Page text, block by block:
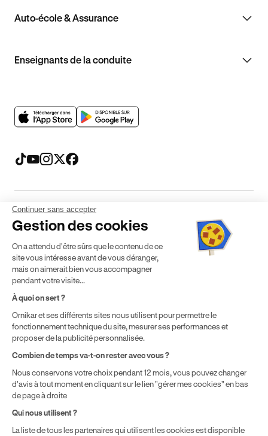
Auto-école & Assurance
Enseignants de la conduite
Mentions légales CGV CGU Politique de confidentialité
* Détail des conditions de nos offres
localisation géographique et du type de formules que vous
achetez comme détaillé dans nosConditions Générales de
Vente.
Continuer sans accepter
Gestion des cookies
On a attendu d'être sûrs que le contenu de ce
site vous intéresse avant de vous déranger,
mais on aimerait bien vous accompagner
pendant votre visite...
À quoi on sert ?
Ornikar et ses différents sites nous utilisent pour permettre le
fonctionnement technique du site, mesurer ses performances et
proposer de la publicité personnalisée.
Combien de temps va-t-on rester avec vous ?
Nous conservons votre choix pendant 12 mois, vous pouvez changer
d'avis à tout moment en cliquant sur le lien "gérer mes cookies" en bas
de page à droite
Qui nous utilisent ?
La liste de tous les partenaires qui utilisent les cookies est disponible